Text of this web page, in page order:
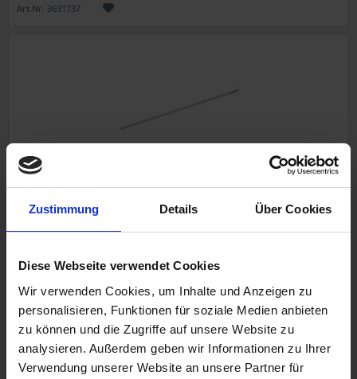
Zustimmung Details Über Cookies
Diese Webseite verwendet Cookies
Wir verwenden Cookies, um Inhalte und Anzeigen zu
personalisieren, Funktionen für soziale Medien anbieten
zu können und die Zugriffe auf unsere Website zu
analysieren. Außerdem geben wir Informationen zu Ihrer
Verwendung unserer Website an unsere Partner für
Art.Nr. 3631737
Speiche
2,85 €
inkl. ges. USt., zzgl. Versandkosten
Art.Nr. 3631593